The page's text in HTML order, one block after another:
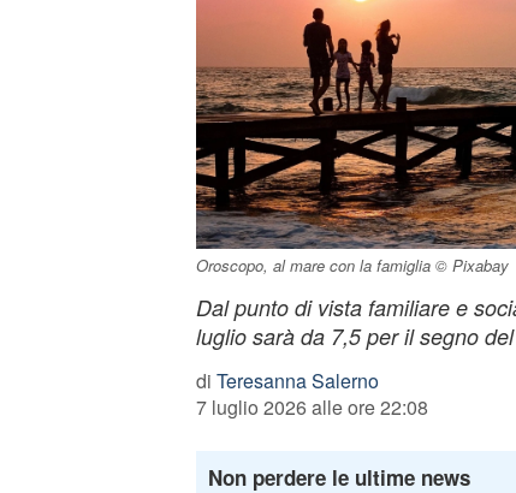
Oroscopo, al mare con la famiglia © Pixabay
Dal punto di vista familiare e
luglio sarà da 7,5 per il segno
di Teresanna Salerno
7 luglio 2026 alle ore 22:08
Non perdere le ultime news